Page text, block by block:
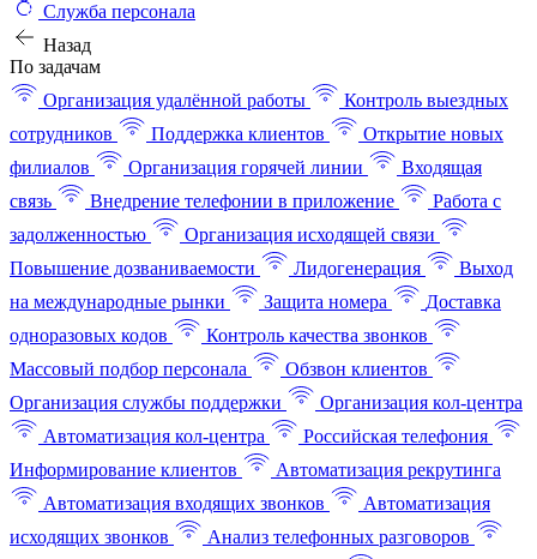
Служба персонала
Назад
По задачам
Организация удалённой работы
Контроль выездных
сотрудников
Поддержка клиентов
Открытие новых
филиалов
Организация горячей линии
Входящая
связь
Внедрение телефонии в приложение
Работа с
задолженностью
Организация исходящей связи
Повышение дозваниваемости
Лидогенерация
Выход
на международные рынки
Защита номера
Доставка
одноразовых кодов
Контроль качества звонков
Массовый подбор персонала
Обзвон клиентов
Организация службы поддержки
Организация кол-центра
Автоматизация кол-центра
Российская телефония
Информирование клиентов
Автоматизация рекрутинга
Автоматизация входящих звонков
Автоматизация
исходящих звонков
Анализ телефонных разговоров